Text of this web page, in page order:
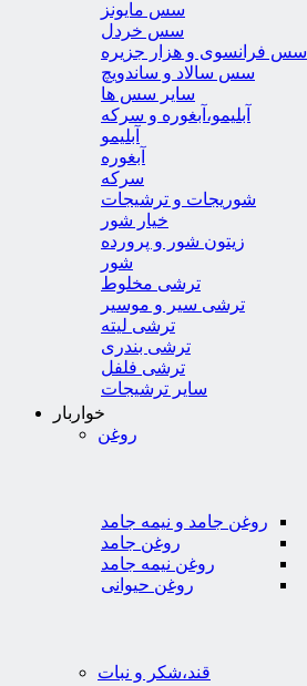
سس مایونز
سس خردل
سس فرانسوی و هزار جزیره
سس سالاد و ساندویچ
سایر سس ها
آبلیمو،آبغوره و سرکه
آبلیمو
آبغوره
سرکه
شوریجات و ترشیجات
خیار شور
زیتون شور و پرورده
شور
ترشی مخلوط
ترشی سیر و موسیر
ترشی لیته
ترشی بندری
ترشی فلفل
سایر ترشیجات
خواربار
روغن
روغن جامد و نیمه جامد
روغن جامد
روغن نیمه جامد
روغن حیوانی
قند،شکر و نبات